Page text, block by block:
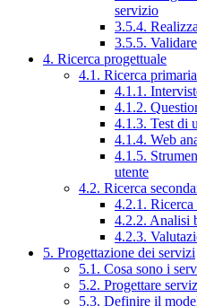
servizio
3.5.4.
3.5.5.
4. Ricerca progettuale
4.1. Ricerca primaria
4.1.1.
4.1.2.
4.1.3. Test di
4.1.4. Web
4.1.5.
utente
4.2. Ricerca
4.2.1. Ricerca
4.2.2. Analisi
4.2.3.
5. Progettazione dei servizi
5.1. Cosa sono i
5.2. Progettare
5.3. Definire il